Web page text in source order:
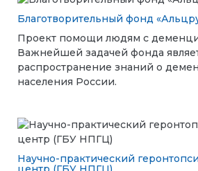
Благотворительный фонд
Проект помощи людям с
Важнейшей задачей фонда
распространение знаний о
населения России.
Научно-практический